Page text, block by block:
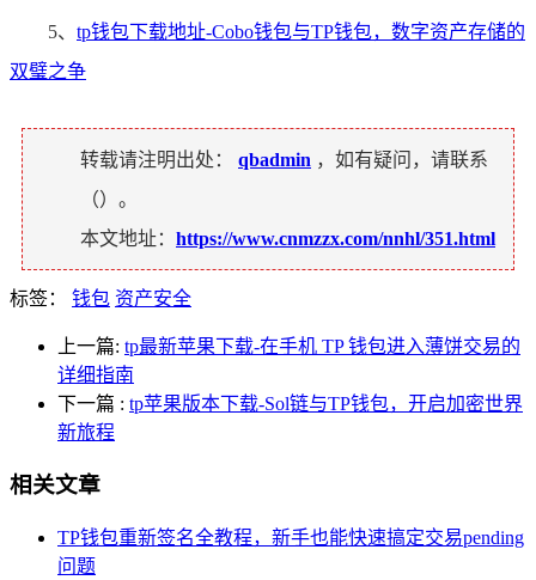
5、 tp钱包下载地址-Cobo钱包与TP钱包，数字资产存储的
双璧之争
转载请注明出处： qbadmin ，如有疑问，请联系
（）。
本文地址： https://www.cnmzzx.com/nnhl/351.html
标签： 钱包 资产安全
上一篇: tp最新苹果下载-在手机 TP 钱包进入薄饼交易的
详细指南
下一篇 : tp苹果版本下载-Sol链与TP钱包，开启加密世界
新旅程
相关文章
TP钱包重新签名全教程，新手也能快速搞定交易pending
问题